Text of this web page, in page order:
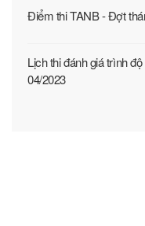
Điểm thi TANB - Đợt
Lịch thi đánh giá trình
04/2023